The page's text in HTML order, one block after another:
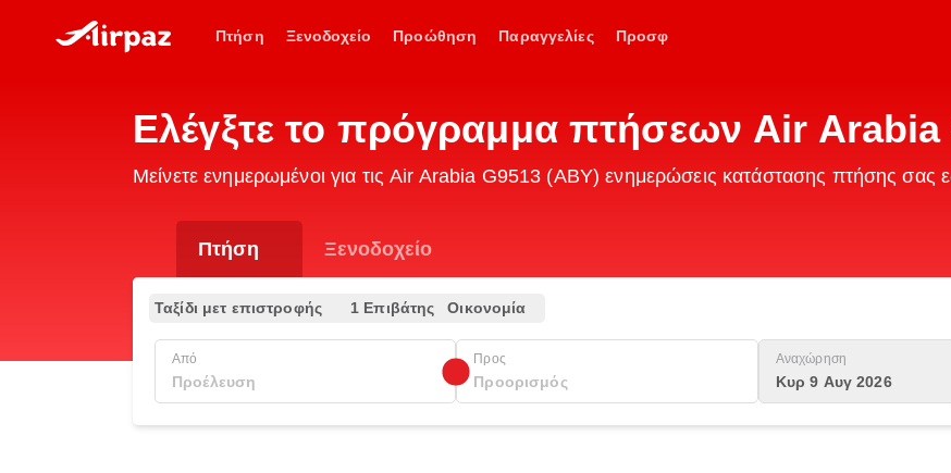
Πτήση Ξενοδοχείο Προώθηση Παραγγελίες Προσφ
Ελέγξτε το πρόγραμμα πτήσεων Air Arabia
Μείνετε ενημερωμένοι για τις Air Arabia G9513 (ABY) ενημερώσεις κατάστασης πτήσης σας
Πτήση Ξενοδοχείο
Ταξίδι μετ επιστροφής 1 Επιβάτης Οικονομία
Από Προς Αναχώρηση
Κυρ 9 Αυγ 2026